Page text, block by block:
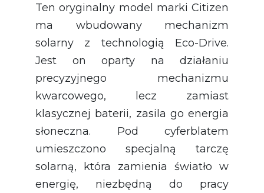
Ten oryginalny model marki Citizen
ma wbudowany mechanizm
solarny z technologią Eco-Drive.
Jest on oparty na działaniu
precyzyjnego mechanizmu
kwarcowego, lecz zamiast
klasycznej baterii, zasila go energia
słoneczna. Pod cyferblatem
umieszczono specjalną tarczę
solarną, która zamienia światło w
energię, niezbędną do pracy